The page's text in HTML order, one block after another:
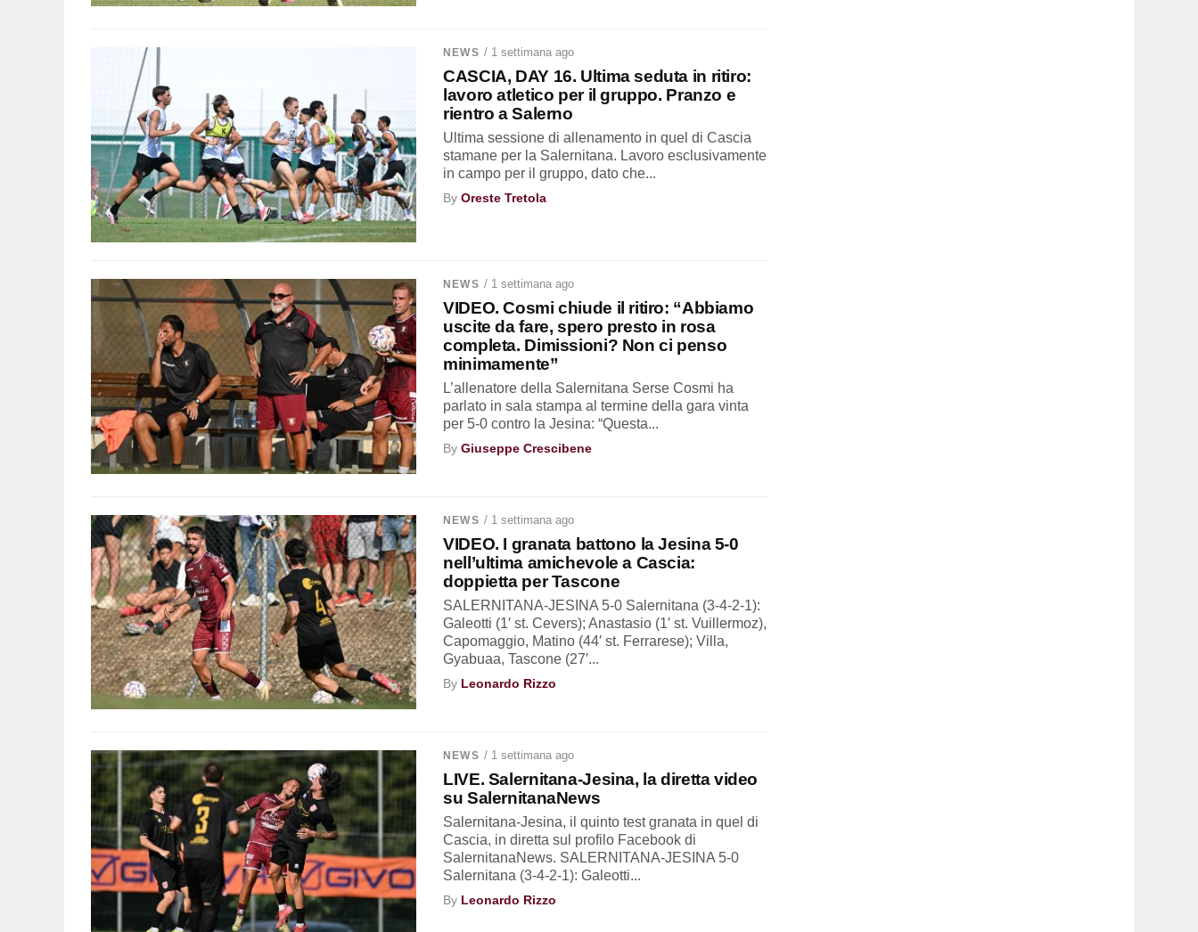
NEWS / 1 settimana ago
CASCIA, DAY 16. Ultima seduta in ritiro:
lavoro atletico per il gruppo. Pranzo e
rientro a Salerno
Ultima sessione di allenamento in quel di Cascia
stamane per la Salernitana. Lavoro esclusivamente
in campo per il gruppo, dato che...
ByOreste Tretola
NEWS / 1 settimana ago
VIDEO. Cosmi chiude il ritiro: “Abbiamo
uscite da fare, spero presto in rosa
completa. Dimissioni? Non ci penso
minimamente”
L’allenatore della Salernitana Serse Cosmi ha
parlato in sala stampa al termine della gara vinta
per 5-0 contro la Jesina: “Questa...
ByGiuseppe Crescibene
NEWS / 1 settimana ago
VIDEO. I granata battono la Jesina 5-0
nell’ultima amichevole a Cascia:
doppietta per Tascone
SALERNITANA-JESINA 5-0 Salernitana (3-4-2-1):
Galeotti (1′ st. Cevers); Anastasio (1′ st. Vuillermoz),
Capomaggio, Matino (44′ st. Ferrarese); Villa,
Gyabuaa, Tascone (27′...
By Leonardo Rizzo
NEWS / 1 settimana ago
LIVE. Salernitana-Jesina, la diretta video
su SalernitanaNews
Salernitana-Jesina, il quinto test granata in quel di
Cascia, in diretta sul profilo Facebook di
SalernitanaNews. SALERNITANA-JESINA 5-0
Salernitana (3-4-2-1): Galeotti...
By Leonardo Rizzo